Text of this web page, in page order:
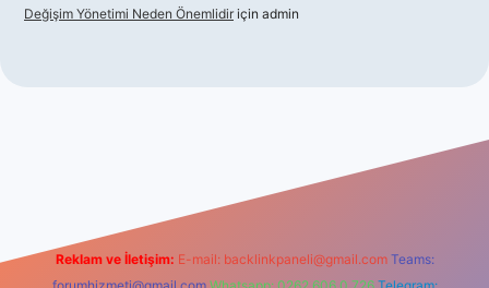
Değişim Yönetimi Neden Önemlidir için admin
Reklam ve İletişim: E-mail: backlinkpaneli@gmail.com Teams: